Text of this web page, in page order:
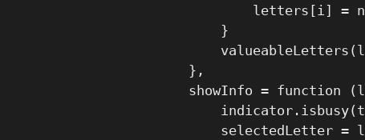
letters[i] =
                }
            },
showInfo = function
selectedLetter =